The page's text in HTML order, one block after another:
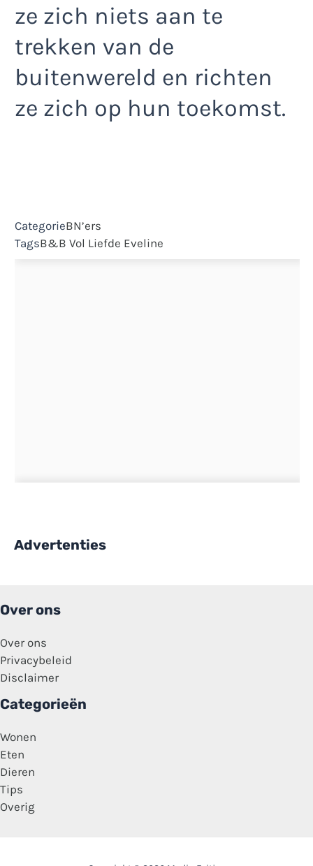
ze zich niets aan te
trekken van de
buitenwereld en richten
ze zich op hun toekomst.
CategorieBN’ers
TagsB&B Vol Liefde Eveline
Advertenties
Over ons
Over ons
Privacybeleid
Disclaimer
Categorieën
Wonen
Eten
Dieren
Tips
Overig